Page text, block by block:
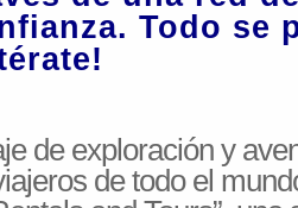
Todo se
de exploración y
de todo el